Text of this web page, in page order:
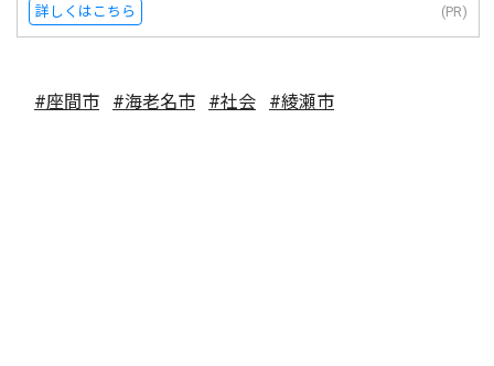
詳しくはこちら (PR)
#座間市 #海老名市 #社会 #綾瀬市